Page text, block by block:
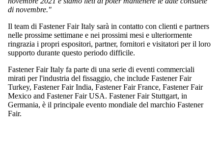
di novembre."
Il team di Fastener Fair Italy sarà in contatto con clienti e partners
nelle prossime settimane e nei prossimi mesi e ulteriormente
ringrazia i propri espositori, partner, fornitori e visitatori per il loro
supporto durante questo periodo difficile.
Fastener Fair Italy fa parte di una serie di eventi commerciali
mirati per l'industria del fissaggio, che include Fastener Fair
Turkey, Fastener Fair India, Fastener Fair France, Fastener Fair
Mexico and Fastener Fair USA. Fastener Fair Stuttgart, in
Germania, è il principale evento mondiale del marchio Fastener
Fair.